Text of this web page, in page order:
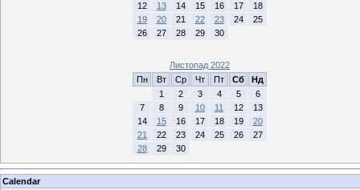
12
13 14 15 16 17
18
19
20 21 22 23 24
25
26
27 28 29 30
Листопад 2022
Пн
Вт Ср Чт Пт Сб
Нд
1
2 3 4 5
6
7
8 9 10 11 12
13
14
15 16 17 18 19
20
21
22 23 24 25 26
27
28
29 30
Calendar